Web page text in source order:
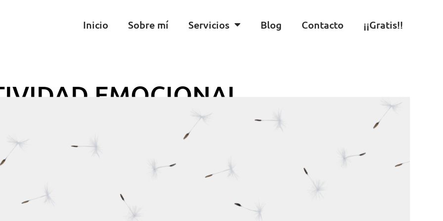
Inicio Sobre mí Servicios Blog Contacto ¡¡Gratis!!
EMOCIONAL